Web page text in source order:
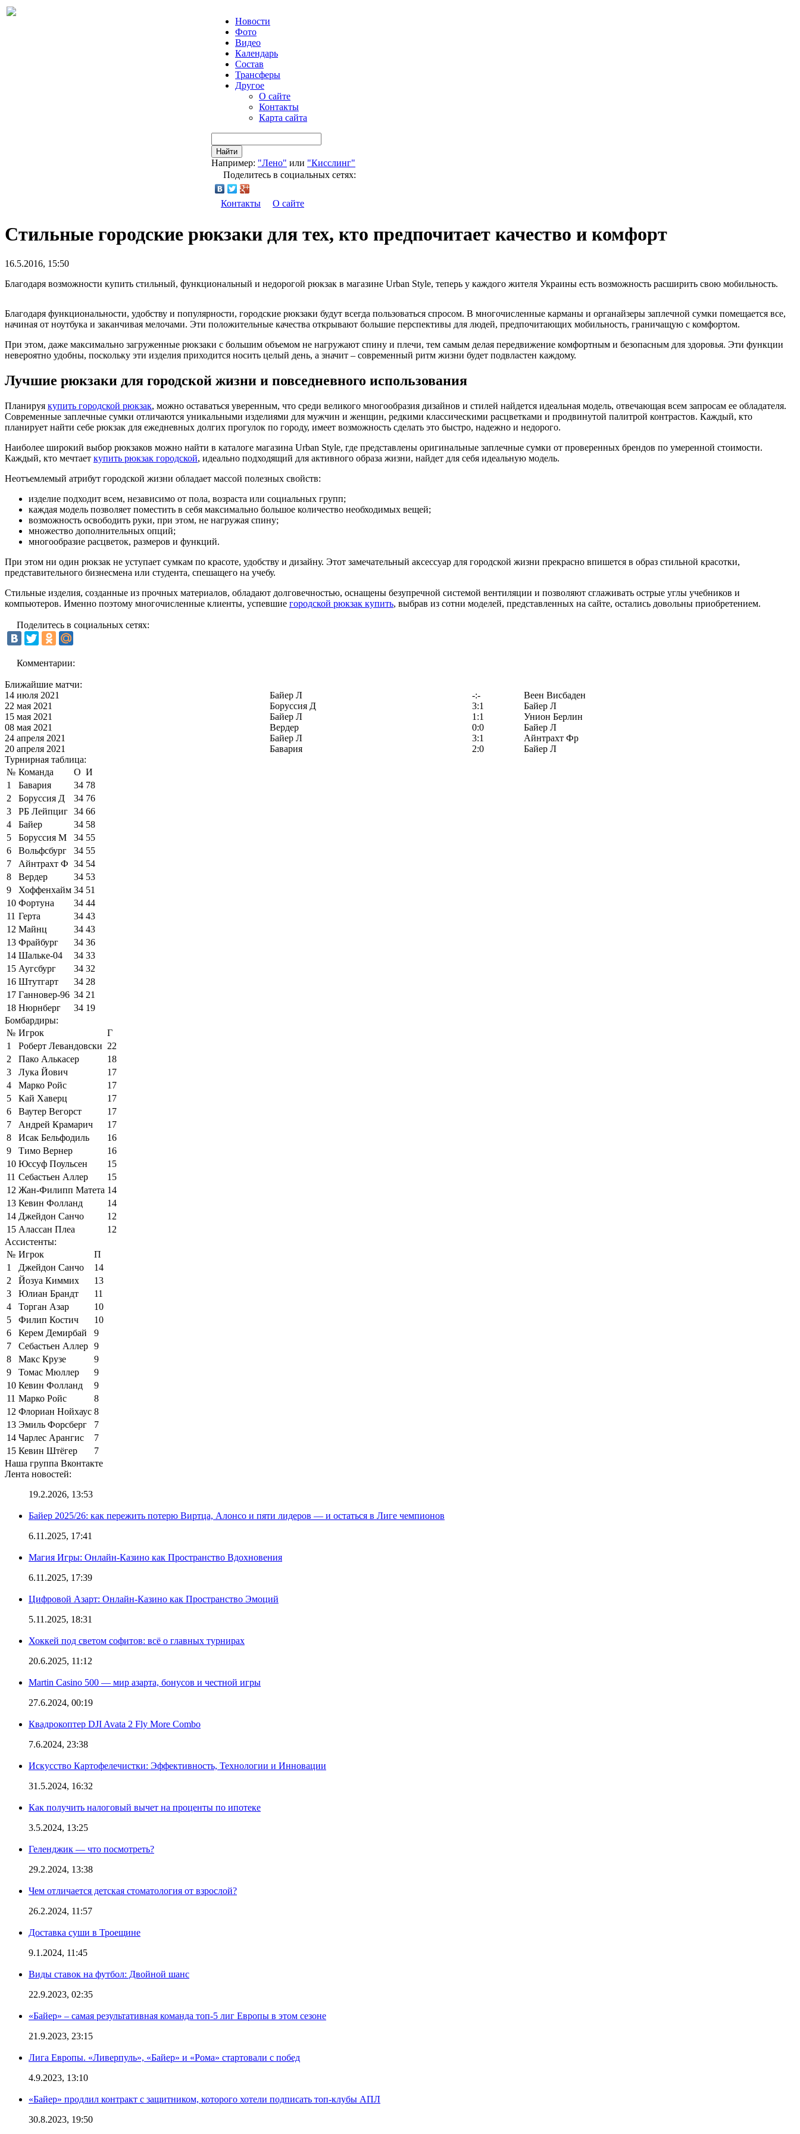
Новости
Фото
Видео
Календарь
Состав
Трансферы
Другое
О сайте
Контакты
Карта сайта
Найти
Например: "Лено" или "Кисслинг"
Поделитесь в социальных сетях:
Контакты О сайте
Стильные городские рюкзаки для тех, кто предпочитает качество и комфорт
16.5.2016, 15:50
Благодаря возможности купить стильный, функциональный и недорогой рюкзак в магазине Urban Style, теперь у каждого жителя Украины есть возможность расширить свою мобильность.
Благодаря функциональности, удобству и популярности, городские рюкзаки будут всегда пользоваться спросом. В многочисленные карманы и органайзеры заплечной сумки помещается все,
начиная от ноутбука и заканчивая мелочами. Эти положительные качества открывают большие перспективы для людей, предпочитающих мобильность, граничащую с комфортом.
При этом, даже максимально загруженные рюкзаки с большим объемом не нагружают спину и плечи, тем самым делая передвижение комфортным и безопасным для здоровья. Эти функции
невероятно удобны, поскольку эти изделия приходится носить целый день, а значит – современный ритм жизни будет подвластен каждому.
Лучшие рюкзаки для городской жизни и повседневного использования
Планируя купить городской рюкзак, можно оставаться уверенным, что среди великого многообразия дизайнов и стилей найдется идеальная модель, отвечающая всем запросам ее обладателя.
Современные заплечные сумки отличаются уникальными изделиями для мужчин и женщин, редкими классическими расцветками и продвинутой палитрой контрастов. Каждый, кто
планирует найти себе рюкзак для ежедневных долгих прогулок по городу, имеет возможность сделать это быстро, надежно и недорого.
Наиболее широкий выбор рюкзаков можно найти в каталоге магазина Urban Style, где представлены оригинальные заплечные сумки от проверенных брендов по умеренной стоимости.
Каждый, кто мечтает купить рюкзак городской, идеально подходящий для активного образа жизни, найдет для себя идеальную модель.
Неотъемлемый атрибут городской жизни обладает массой полезных свойств:
изделие подходит всем, независимо от пола, возраста или социальных групп;
каждая модель позволяет поместить в себя максимально большое количество необходимых вещей;
возможность освободить руки, при этом, не нагружая спину;
множество дополнительных опций;
многообразие расцветок, размеров и функций.
При этом ни один рюкзак не уступает сумкам по красоте, удобству и дизайну. Этот замечательный аксессуар для городской жизни прекрасно впишется в образ стильной красотки,
представительного бизнесмена или студента, спешащего на учебу.
Стильные изделия, созданные из прочных материалов, обладают долговечностью, оснащены безупречной системой вентиляции и позволяют сглаживать острые углы учебников и
компьютеров. Именно поэтому многочисленные клиенты, успевшие городской рюкзак купить, выбрав из сотни моделей, представленных на сайте, остались довольны приобретением.
Поделитесь в социальных сетях:
Комментарии:
Ближайшие матчи:
14 июля 2021
Байер Л -:-
Веен Висбаден
22 мая 2021
Боруссия Д 3:1
Байер Л
15 мая 2021
Байер Л 1:1
Унион Берлин
08 мая 2021
Вердер 0:0
Байер Л
24 апреля 2021
Байер Л 3:1
Айнтрахт Фр
20 апреля 2021
Бавария 2:0
Байер Л
Турнирная таблица:
№ Команда О И
1
Бавария 34 78
2
Боруссия Д 34 76
3
РБ Лейпциг 34 66
4
Байер 34 58
5
Боруссия М 34 55
6
Вольфсбург 34 55
7
Айнтрахт Ф 34 54
8
Вердер 34 53
9
Хоффенхайм 34 51
10 Фортуна 34 44
11 Герта 34 43
12 Майнц 34 43
13 Фрайбург 34 36
14 Шальке-04 34 33
15 Аугсбург 34 32
16 Штутгарт 34 28
17 Ганновер-96 34 21
18 Нюрнберг 34 19
Бомбардиры:
№ Игрок
Г
1
Роберт Левандовски 22
2
Пако Алькасер
18
3
Лука Йович
17
4
Марко Ройс
17
5
Кай Хаверц
17
6
Ваутер Вегорст
17
7
Андрей Крамарич
17
8
Исак Бельфодиль
16
9
Тимо Вернер
16
10 Юссуф Поульсен
15
11 Себастьен Аллер
15
12 Жан-Филипп Матета 14
13 Кевин Фолланд
14
14 Джейдон Санчо
12
15 Алассан Плеа
12
Ассистенты:
№ Игрок
П
1
Джейдон Санчо
14
2
Йозуа Киммих
13
3
Юлиан Брандт
11
4
Торган Азар
10
5
Филип Костич
10
6
Керем Демирбай
9
7
Себастьен Аллер 9
8
Макс Крузе
9
9
Томас Мюллер
9
10 Кевин Фолланд
9
11 Марко Ройс
8
12 Флориан Нойхаус 8
13 Эмиль Форсберг
7
14 Чарлес Арангис
7
15 Кевин Штёгер
7
Наша группа Вконтакте
Лента новостей:
19.2.2026, 13:53
Байер 2025/26: как пережить потерю Виртца, Алонсо и пяти лидеров — и остаться в Лиге чемпионов
6.11.2025, 17:41
Магия Игры: Онлайн-Казино как Пространство Вдохновения
6.11.2025, 17:39
Цифровой Азарт: Онлайн-Казино как Пространство Эмоций
5.11.2025, 18:31
Хоккей под светом софитов: всё о главных турнирах
20.6.2025, 11:12
Martin Casino 500 — мир азарта, бонусов и честной игры
27.6.2024, 00:19
Квадрокоптер DJI Avata 2 Fly More Combo
7.6.2024, 23:38
Искусство Картофелечистки: Эффективность, Технологии и Инновации
31.5.2024, 16:32
Как получить налоговый вычет на проценты по ипотеке
3.5.2024, 13:25
Геленджик — что посмотреть?
29.2.2024, 13:38
Чем отличается детская стоматология от взрослой?
26.2.2024, 11:57
Доставка суши в Троещине
9.1.2024, 11:45
Виды ставок на футбол: Двойной шанс
22.9.2023, 02:35
«Байер» – самая результативная команда топ-5 лиг Европы в этом сезоне
21.9.2023, 23:15
Лига Европы. «Ливерпуль», «Байер» и «Рома» стартовали с побед
4.9.2023, 13:10
«Байер» продлил контракт с защитником, которого хотели подписать топ-клубы АПЛ
30.8.2023, 19:50